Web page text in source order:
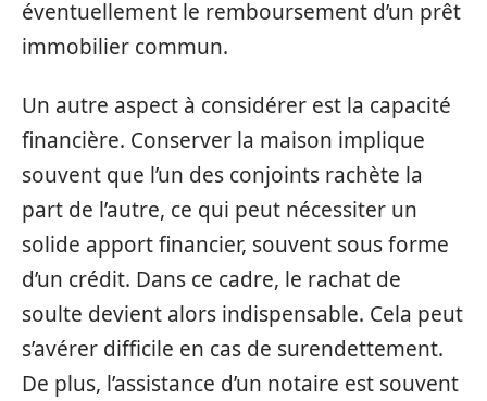
éventuellement le remboursement d’un prêt
immobilier commun.
Un autre aspect à considérer est la capacité
financière. Conserver la maison implique
souvent que l’un des conjoints rachète la
part de l’autre, ce qui peut nécessiter un
solide apport financier, souvent sous forme
d’un crédit. Dans ce cadre, le rachat de
soulte devient alors indispensable. Cela peut
s’avérer difficile en cas de surendettement.
De plus, l’assistance d’un notaire est souvent